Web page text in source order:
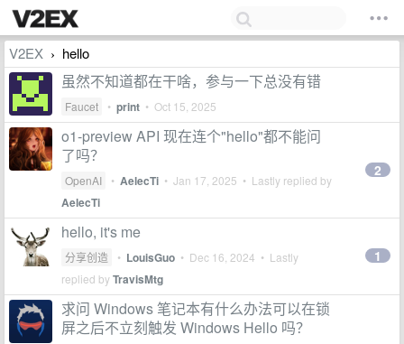
V2EX › hello
虽然不知道都在干啥，参与一下总没有错
Faucet • print • Oct 15, 2025
o1-preview API 现在连个"hello"都不能问
了吗？
OpenAI • AelecTi • Jan 17, 2025 • Lastly replied by
AelecTi
2
hello, it's me
分享创造 • LouisGuo • Dec 16, 2024 • Lastly
replied byTravisMtg
1
求问 Windows 笔记本有什么办法可以在锁
屏之后不立刻触发 Windows Hello 吗？